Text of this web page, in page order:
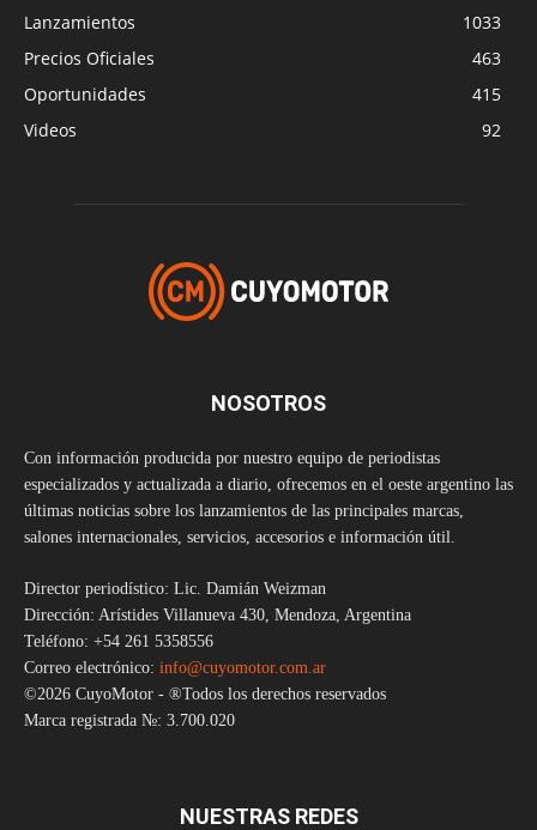
Lanzamientos
1033
Precios Oficiales
463
Oportunidades
415
Videos
92
NOSOTROS
Con información producida por nuestro equipo de periodistas
especializados y actualizada a diario, ofrecemos en el oeste argentino las
últimas noticias sobre los lanzamientos de las principales marcas,
salones internacionales, servicios, accesorios e información útil.
Director periodístico: Lic. Damián Weizman
Dirección: Arístides Villanueva 430, Mendoza, Argentina
Teléfono: +54 261 5358556
Correo electrónico: info@cuyomotor.com.ar
©2026 CuyoMotor - ®Todos los derechos reservados
Marca registrada №: 3.700.020
NUESTRAS REDES